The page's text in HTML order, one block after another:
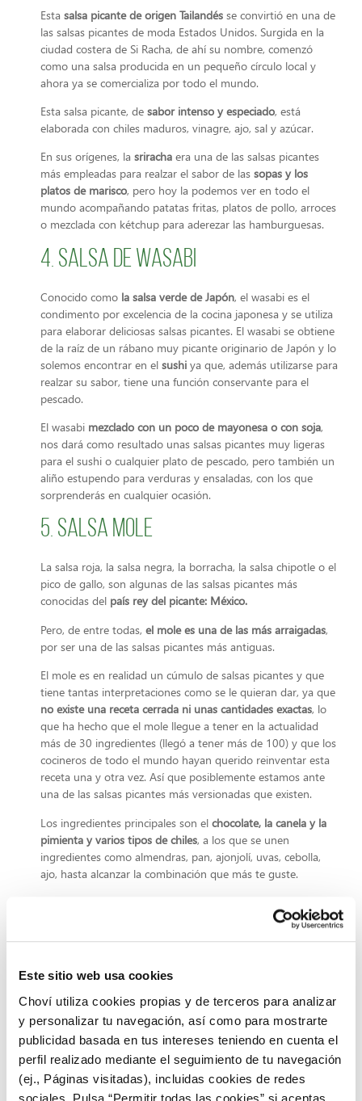
Este sitio web usa cookies
Choví utiliza cookies propias y de terceros para analizar
y personalizar tu navegación, así como para mostrarte
publicidad basada en tus intereses teniendo en cuenta el
perfil realizado mediante el seguimiento de tu navegación
(ej., Páginas visitadas), incluidas cookies de redes
sociales. Pulsa “Permitir todas las cookies” si aceptas
Esta salsa picante de origen Tailandés se convirtió en una de
las salsas picantes de moda Estados Unidos. Surgida en la
ciudad costera de Si Racha, de ahí su nombre, comenzó
como una salsa producida en un pequeño círculo local y
ahora ya se comercializa por todo el mundo.
Esta salsa picante, de sabor intenso y especiado, está
elaborada con chiles maduros, vinagre, ajo, sal y azúcar.
En sus orígenes, la sriracha era una de las salsas picantes
más empleadas para realzar el sabor de las sopas y los
platos de marisco, pero hoy la podemos ver en todo el
mundo acompañando patatas fritas, platos de pollo, arroces
o mezclada con kétchup para aderezar las hamburguesas.
4. Salsa de wasabi
Conocido como la salsa verde de Japón, el wasabi es el
condimento por excelencia de la cocina japonesa y se utiliza
para elaborar deliciosas salsas picantes. El wasabi se obtiene
de la raíz de un rábano muy picante originario de Japón y lo
solemos encontrar en el sushi ya que, además utilizarse para
realzar su sabor, tiene una función conservante para el
pescado.
El wasabi mezclado con un poco de mayonesa o con soja,
nos dará como resultado unas salsas picantes muy ligeras
para el sushi o cualquier plato de pescado, pero también un
aliño estupendo para verduras y ensaladas, con los que
sorprenderás en cualquier ocasión.
5. Salsa mole
La salsa roja, la salsa negra, la borracha, la salsa chipotle o el
pico de gallo, son algunas de las salsas picantes más
conocidas del país rey del picante: México.
Pero, de entre todas, el mole es una de las más arraigadas,
por ser una de las salsas picantes más antiguas.
El mole es en realidad un cúmulo de salsas picantes y que
tiene tantas interpretaciones como se le quieran dar, ya que
no existe una receta cerrada ni unas cantidades exactas, lo
que ha hecho que el mole llegue a tener en la actualidad
más de 30 ingredientes (llegó a tener más de 100) y que los
cocineros de todo el mundo hayan querido reinventar esta
receta una y otra vez. Así que posiblemente estamos ante
una de las salsas picantes más versionadas que existen.
Los ingredientes principales son el chocolate, la canela y la
pimienta y varios tipos de chiles, a los que se unen
ingredientes como almendras, pan, ajonjolí, uvas, cebolla,
ajo, hasta alcanzar la combinación que más te guste.
para acompañar al tradicional plato mexicano de arroz con
muchísimo su sabor.
¿Deseando añadir un toque picante a tus platos para
hacerlos diferentes?visita las recetas de Choví y tendrás
todos los trucos para preparar platos sencillos con las salsas
picantes más sabrosas.